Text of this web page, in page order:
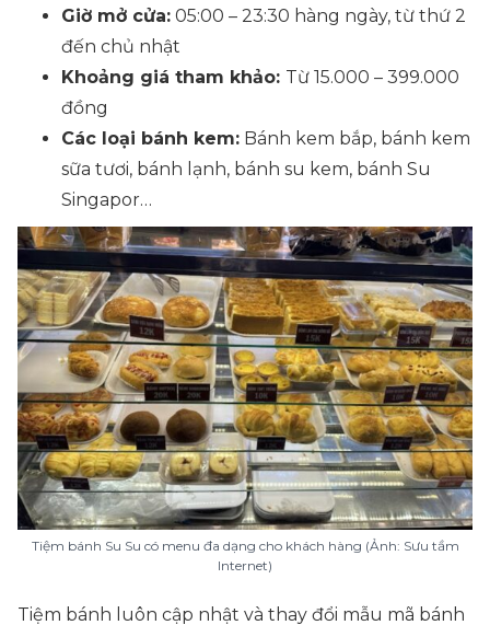
Giờ mở cửa: 05:00 – 23:30 hàng ngày, từ thứ 2
đến chủ nhật
Khoảng giá tham khảo: Từ 15.000 – 399.000
đồng
Các loại bánh kem: Bánh kem bắp, bánh kem
sữa tươi, bánh lạnh, bánh su kem, bánh Su
Singapor…
Tiệm bánh Su Su có menu đa dạng cho khách hàng (Ảnh: Sưu tầm
Internet)
Tiệm bánh luôn cập nhật và thay đổi mẫu mã bánh